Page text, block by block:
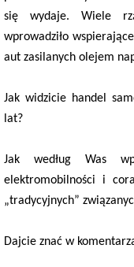
się wydaje. Wiele
wprowadziło
aut zasilanych olejem
Jak widzicie handel
lat?
Jak według Was
elektromobilności i
„tradycyjnych”
Dajcie znać w